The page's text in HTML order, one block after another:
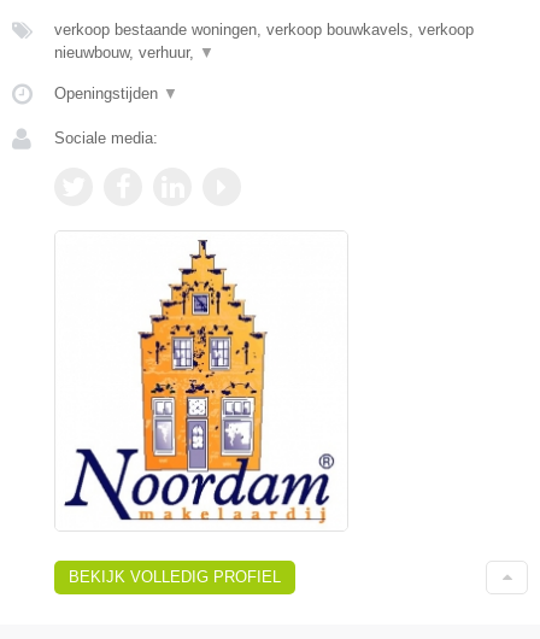
verkoop bestaande woningen, verkoop bouwkavels, verkoop
nieuwbouw, verhuur, ▼
Openingstijden ▼
Sociale media:
BEKIJK VOLLEDIG PROFIEL